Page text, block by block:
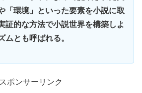
「環境」といった要素を小説に取
証的な方法で小説世界を構築しよ
ムとも呼ばれる。
スポンサーリンク